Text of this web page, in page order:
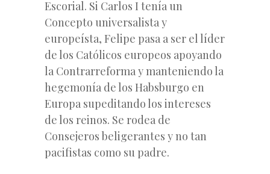
Escorial. Si Carlos I tenía un
Concepto universalista y
europeísta, Felipe pasa a ser el líder
de los Católicos europeos apoyando
la Contrarreforma y manteniendo la
hegemonía de los Habsburgo en
Europa supeditando los intereses
de los reinos. Se rodea de
Consejeros beligerantes y no tan
pacifistas como su padre.